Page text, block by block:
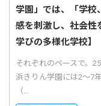
学園」では、「学校
感を刺激し、社会性
学びの多様化学校】
それぞれのペースで。
浜きりん学園には2〜7
（...